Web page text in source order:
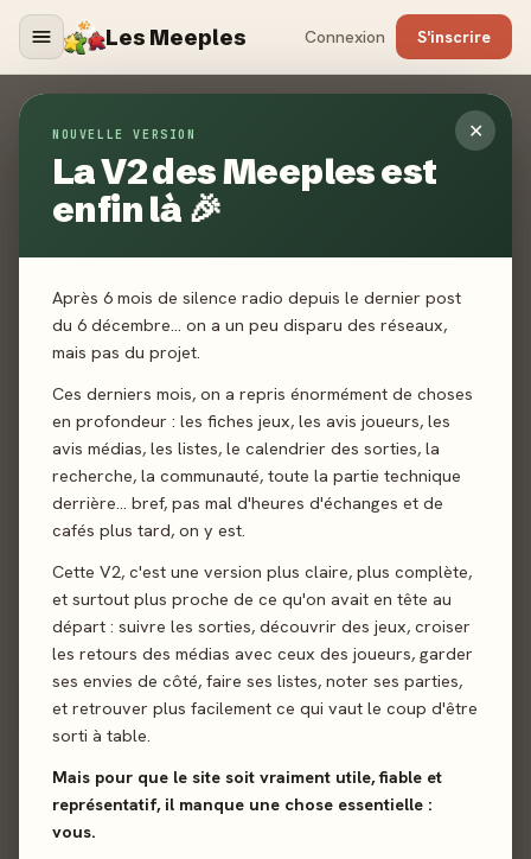
Les Meeples Connexion S'inscrire
✕
NOUVELLE VERSION
La V2 des Meeples est
enfin là 🎉
Après 6 mois de silence radio depuis le dernier post
du 6 décembre… on a un peu disparu des réseaux,
mais pas du projet.
Ces derniers mois, on a repris énormément de choses
en profondeur : les fiches jeux, les avis joueurs, les
avis médias, les listes, le calendrier des sorties, la
recherche, la communauté, toute la partie technique
derrière… bref, pas mal d'heures d'échanges et de
cafés plus tard, on y est.
Cette V2, c'est une version plus claire, plus complète,
et surtout plus proche de ce qu'on avait en tête au
départ : suivre les sorties, découvrir des jeux, croiser
les retours des médias avec ceux des joueurs, garder
ses envies de côté, faire ses listes, noter ses parties,
et retrouver plus facilement ce qui vaut le coup d'être
sorti à table.
Mais pour que le site soit vraiment utile, fiable et
représentatif, il manque une chose essentielle :
vous.
Contact
ACCUEIL CONTACT
toute autre demande ? Envoyez-nous un mail, nous vous
répondrons dans les plus brefs délais.
Envoyer